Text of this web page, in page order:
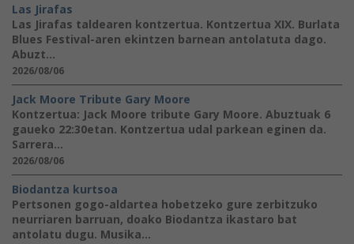
Las Jirafas
Las Jirafas taldearen kontzertua. Kontzertua XIX. Burlata
Blues Festival-aren ekintzen barnean antolatuta dago.
Abuzt...
2026/08/06
Jack Moore Tribute Gary Moore
Kontzertua: Jack Moore tribute Gary Moore. Abuztuak 6
gaueko 22:30etan. Kontzertua udal parkean eginen da.
Sarrera...
2026/08/06
Biodantza kurtsoa
Pertsonen gogo-aldartea hobetzeko gure zerbitzuko
neurriaren barruan, doako Biodantza ikastaro bat
antolatu dugu. Musika...